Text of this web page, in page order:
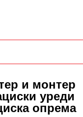
и монтер
уреди
опрема